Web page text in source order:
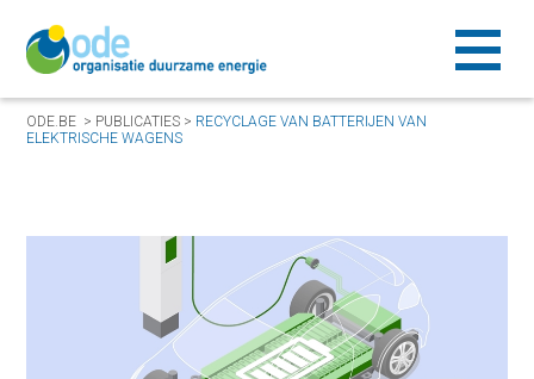
ODE.BE > PUBLICATIES > RECYCLAGE VAN BATTERIJEN VAN
ELEKTRISCHE WAGENS